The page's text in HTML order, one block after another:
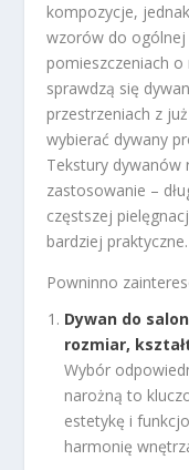
kompozycje,
wzorów do ogólnej
pomieszczeniach
sprawdzą się
przestrzeniach z
wybierać dywany
Tekstury dywanów
zastosowanie –
częstszej
bardziej praktyczne.
Powninno
Dywan do
rozmiar,
Wybór
narożną to
estetykę i
harmonię